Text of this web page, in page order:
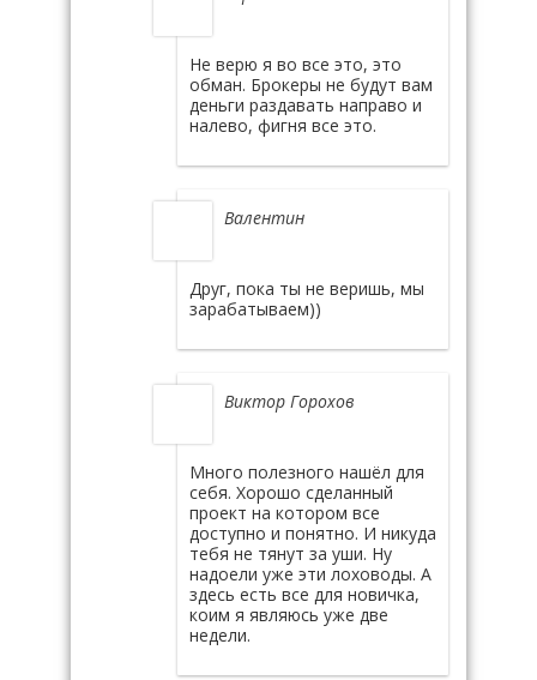
Не верю я во все это, это
обман. Брокеры не будут вам
деньги раздавать направо и
налево, фигня все это.
Валентин
Друг, пока ты не веришь, мы
зарабатываем))
Виктор Горохов
Много полезного нашёл для
себя. Хорошо сделанный
проект на котором все
доступно и понятно. И никуда
тебя не тянут за уши. Ну
надоели уже эти лоховоды. А
здесь есть все для новичка,
коим я являюсь уже две
недели.